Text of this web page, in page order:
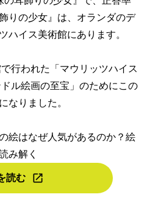
りの少女』は、オランダのデ
ハイス美術館にあります。
行われた「マウリッツハイス
ル絵画の至宝」のためにこの
なりました。
絵はなぜ人気があるのか？絵
み解く
読む